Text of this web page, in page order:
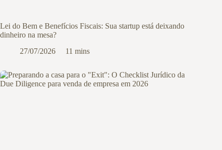
Lei do Bem e Benefícios Fiscais: Sua startup está deixando
dinheiro na mesa?
27/07/2026
11 mins